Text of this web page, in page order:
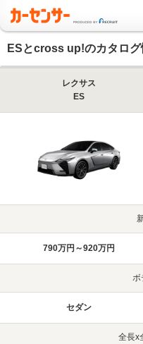
ESとcross up!のカタログ
レクサス
ES
790万円～920万円
ボ
セダン
全長x